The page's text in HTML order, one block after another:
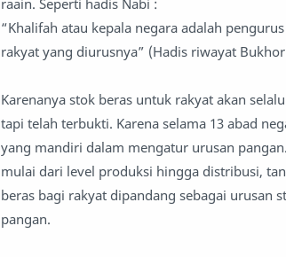
raain. Seperti hadis Nabi :
“Khalifah atau kepala negara adalah
rakyat yang diurusnya” (Hadis riwayat
Karenanya stok beras untuk rakyat akan
tapi telah terbukti. Karena selama 13 abad
yang mandiri dalam mengatur urusan
mulai dari level produksi hingga distribusi,
beras bagi rakyat dipandang sebagai urusan
pangan.